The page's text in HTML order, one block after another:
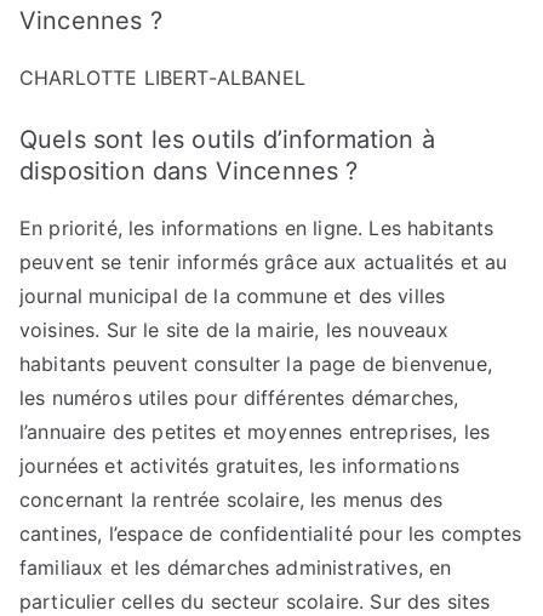
Vincennes ?
CHARLOTTE LIBERT-ALBANEL
Quels sont les outils d’information à
disposition dans Vincennes ?
En priorité, les informations en ligne. Les habitants
peuvent se tenir informés grâce aux actualités et au
journal municipal de la commune et des villes
voisines. Sur le site de la mairie, les nouveaux
habitants peuvent consulter la page de bienvenue,
les numéros utiles pour différentes démarches,
l’annuaire des petites et moyennes entreprises, les
journées et activités gratuites, les informations
concernant la rentrée scolaire, les menus des
cantines, l’espace de confidentialité pour les comptes
familiaux et les démarches administratives, en
particulier celles du secteur scolaire. Sur des sites